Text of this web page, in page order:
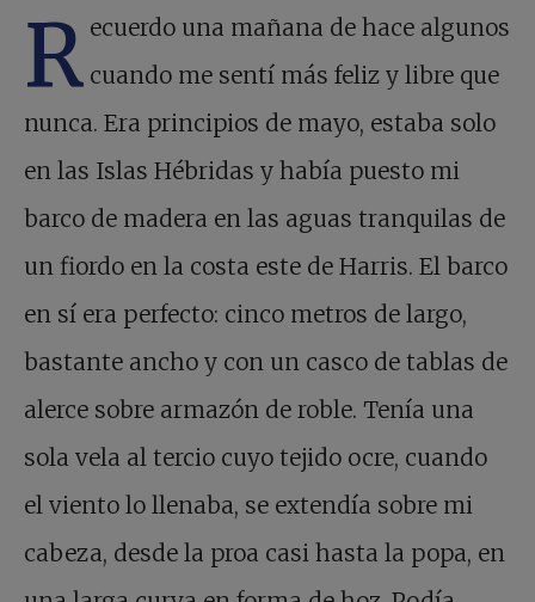
R ecuerdo una mañana de hace algunos
cuando me sentí más feliz y libre que
nunca. Era principios de mayo, estaba solo
en las Islas Hébridas y había puesto mi
barco de madera en las aguas tranquilas de
un fiordo en la costa este de Harris. El barco
en sí era perfecto: cinco metros de largo,
bastante ancho y con un casco de tablas de
alerce sobre armazón de roble. Tenía una
sola vela al tercio cuyo tejido ocre, cuando
el viento lo llenaba, se extendía sobre mi
cabeza, desde la proa casi hasta la popa, en